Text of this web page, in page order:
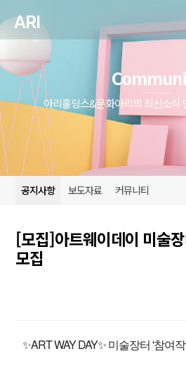
ARI
아리홀딩스&문화아리의 최신소식
공지사항 보도자료 커뮤니티
[모집]아트웨이데이 미술
모집
✨ART WAY DAY✨ 미술장터 '참여